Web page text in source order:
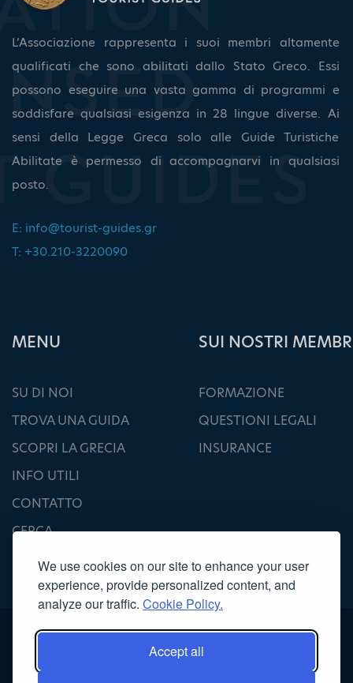
We use cookies on our site to enhance your user
experience, provide personalized content, and
analyze our traffic. Cookie Policy.
Accept all
L’Associazione rappresenta i suoi membri altamente
qualificati che sono abilitati dallo Stato Greco. Essi
possono eseguire una vasta gamma di programmi e
soddisfare qualsiasi esigenza in 28 lingue diverse. Ai
sensi della Legge Greca solo alle Guide Turistiche
Abilitate è permesso di accompagnarvi in qualsiasi
posto.
E: info@tourist-guides.gr
T: +30.210-3220090
ΜΕΝU
SU DI NOI
TROVA UNA GUIDA
SCOPRI LA GRECIA
INFO UTILI
CONTATTO
CERCA
SUI NOSTRI
FORMAZIONE
QUESTIONI LEGALI
INSURANCE